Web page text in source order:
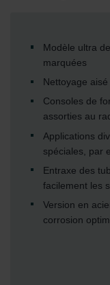
Modèle ultra
marquées
Nettoyage
Consoles de
assorties au
Applications
spéciales, par
Entraxe des
facilement les
Version en
corrosion